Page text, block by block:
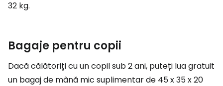
32 kg.
Bagaje pentru copii
Dacă călătoriți cu un copil sub 2 ani, puteți lua gratuit
un bagaj de mână mic suplimentar de 45 x 35 x 20